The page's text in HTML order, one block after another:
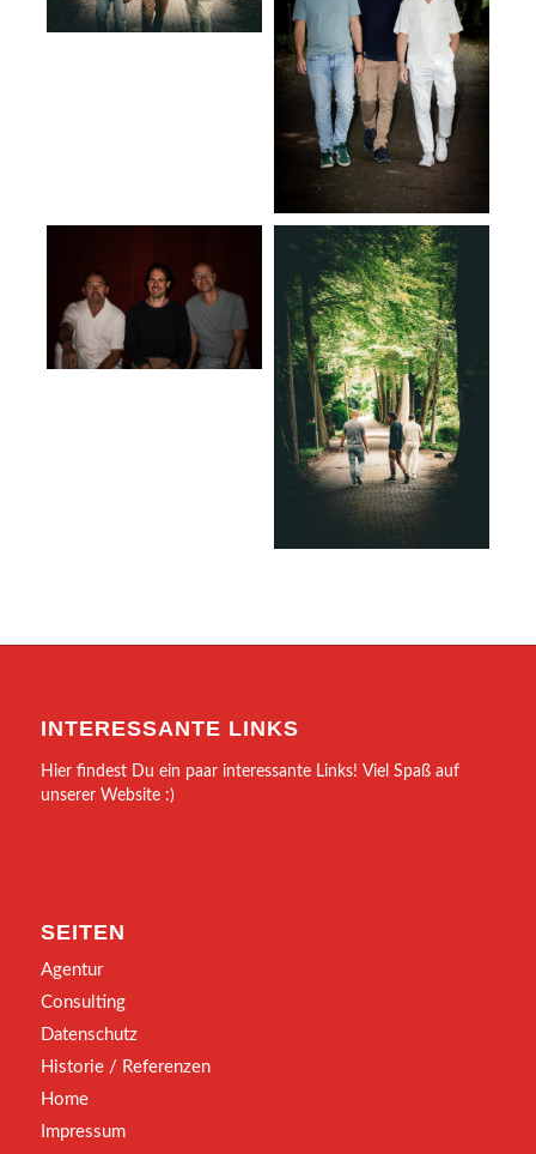
INTERESSANTE LINKS
Hier findest Du ein paar interessante Links! Viel Spaß auf
unserer Website :)
SEITEN
Agentur
Consulting
Datenschutz
Historie / Referenzen
Home
Impressum